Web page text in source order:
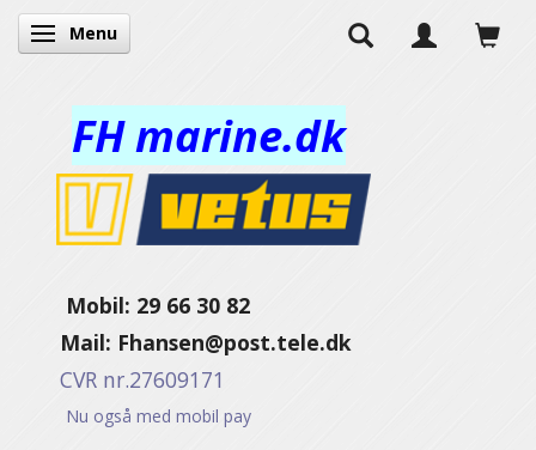
Skifte navigation
Menu
FH marine.dk
Mobil: 29 66 30 82
Mail: Fhansen@post.tele.dk
CVR nr.27609171
Nu også med mobil pay